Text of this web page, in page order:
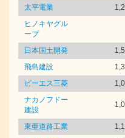
太平電業
ヒノキヤグル
ープ
日本国土開発
飛島建設
ピーエス三菱
ナカノフドー
建設
東亜道路工業